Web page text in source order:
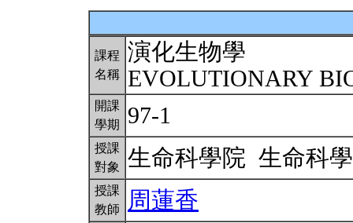
課程
名稱
演化生物學
EVOLUTIONARY
開課
學期
97-1
授課
對象
生命科學院 生命科
授課
教師
周蓮香